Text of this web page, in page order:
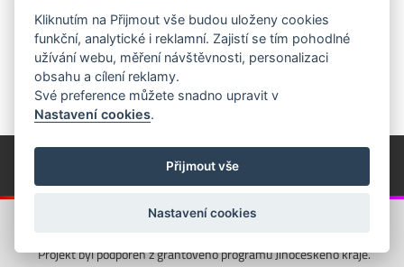
© Píseckem / Kalendárium (Změna programu vyhrazena!)
(Cookies)
© 2018 - 2026 Realizace a správa webu:
Projekt byl podpořen z grantového programu Jihočeského kraje.
Kliknutím na Přijmout vše budou uloženy cookies
funkční, analytické i reklamní. Zajistí se tím pohodlné
užívání webu, měření návštěvnosti, personalizaci
obsahu a cílení reklamy.
Své preference můžete snadno upravit v
Nastavení cookies.
Přijmout vše
Nastavení cookies